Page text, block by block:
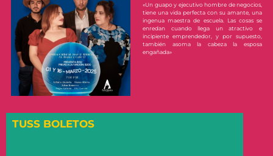
«Un guapo y ejecutivo hombre de negocios,
tiene una vida perfecta con su amante, una
ingenua maestra de escuela. Las cosas se
enredan cuando llega un atractivo e
incipiente emprendedor, y por supuesto,
también asoma la cabeza la esposa
engañada»
TUSS BOLETOS